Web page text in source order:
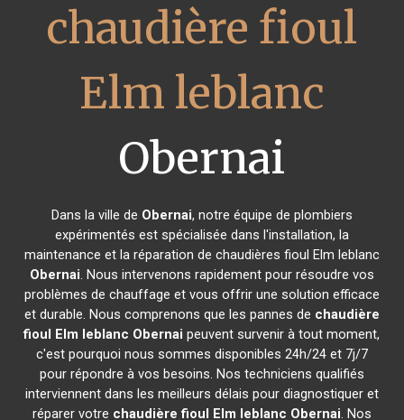
chaudière fioul
Elm leblanc
Obernai
Dans la ville de Obernai, notre équipe de plombiers
expérimentés est spécialisée dans l'installation, la
maintenance et la réparation de chaudières fioul Elm leblanc
Obernai. Nous intervenons rapidement pour résoudre vos
problèmes de chauffage et vous offrir une solution efficace
et durable. Nous comprenons que les pannes de chaudière
fioul Elm leblanc Obernai peuvent survenir à tout moment,
c'est pourquoi nous sommes disponibles 24h/24 et 7j/7
pour répondre à vos besoins. Nos techniciens qualifiés
interviennent dans les meilleurs délais pour diagnostiquer et
réparer votre chaudière fioul Elm leblanc Obernai. Nos